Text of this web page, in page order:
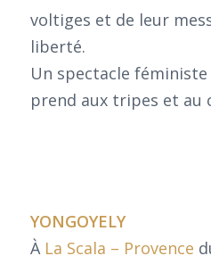
voltiges et de leur
liberté.
Un spectacle
prend aux tripes et au
YONGOYELY
À La Scala – Provence